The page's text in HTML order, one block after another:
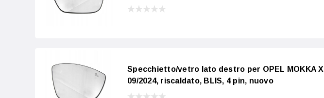
Specchietto/vetro lato destro per OPEL MOKKA X
09/2024, riscaldato, BLIS, 4 pin, nuovo